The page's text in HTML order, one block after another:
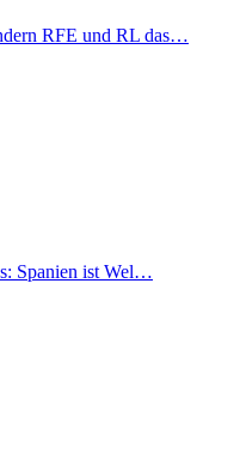
RFE und RL das…
Spanien ist Wel…